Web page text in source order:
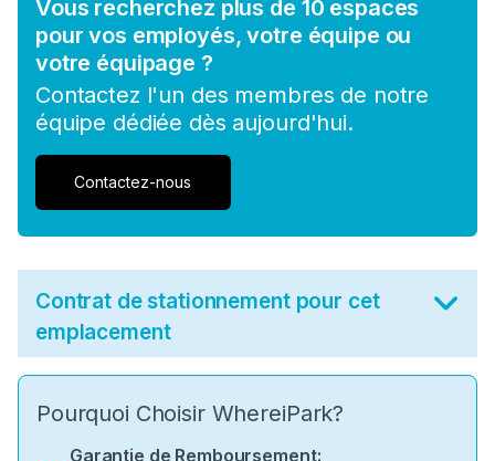
Vous recherchez plus de 10 espaces
pour vos employés, votre équipe ou
votre équipage ?
Contactez l'un des membres de notre
équipe dédiée dès aujourd'hui.
Contactez-nous
Contrat de stationnement pour cet
emplacement
Pourquoi Choisir WhereiPark?
Garantie de Remboursement: